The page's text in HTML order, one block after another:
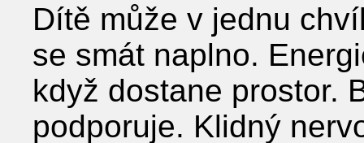
Dítě může v jednu
se smát naplno.
když dostane prostor.
podporuje. Klidný